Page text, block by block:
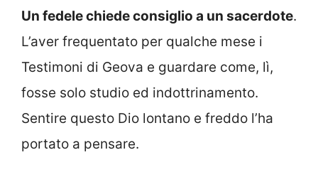
Un fedele chiede consiglio a un sacerdote.
L’aver frequentato per qualche mese i
Testimoni di Geova e guardare come, lì,
fosse solo studio ed indottrinamento.
Sentire questo Dio lontano e freddo l’ha
portato a pensare.